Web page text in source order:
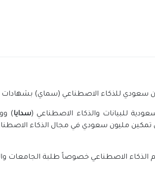
سعودي للذكاء الاصطناعي (سماي)
للبيانات والذكاء الاصطناعي (سدايا)
تمكين مليون سعودي في مجال الذكاء
الذكاء الاصطناعي خصوصاً طلبة الجامعات